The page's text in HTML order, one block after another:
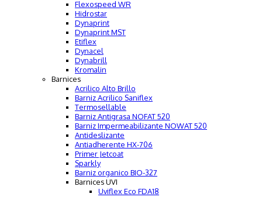
Flexospeed WR
Hidrostar
Dynaprint
Dynaprint MST
Etiflex
Dynacel
Dynabrill
Kromalin
Barnices
Acrilico Alto Brillo
Barniz Acrilico Saniflex
Termosellable
Barniz Antigrasa NOFAT 520
Barniz Impermeabilizante NOWAT 520
Antideslizante
Antiadherente HX-706
Primer Jetcoat
Sparkly
Barniz organico BIO-327
Barnices UVI
Uviflex Eco FDA18